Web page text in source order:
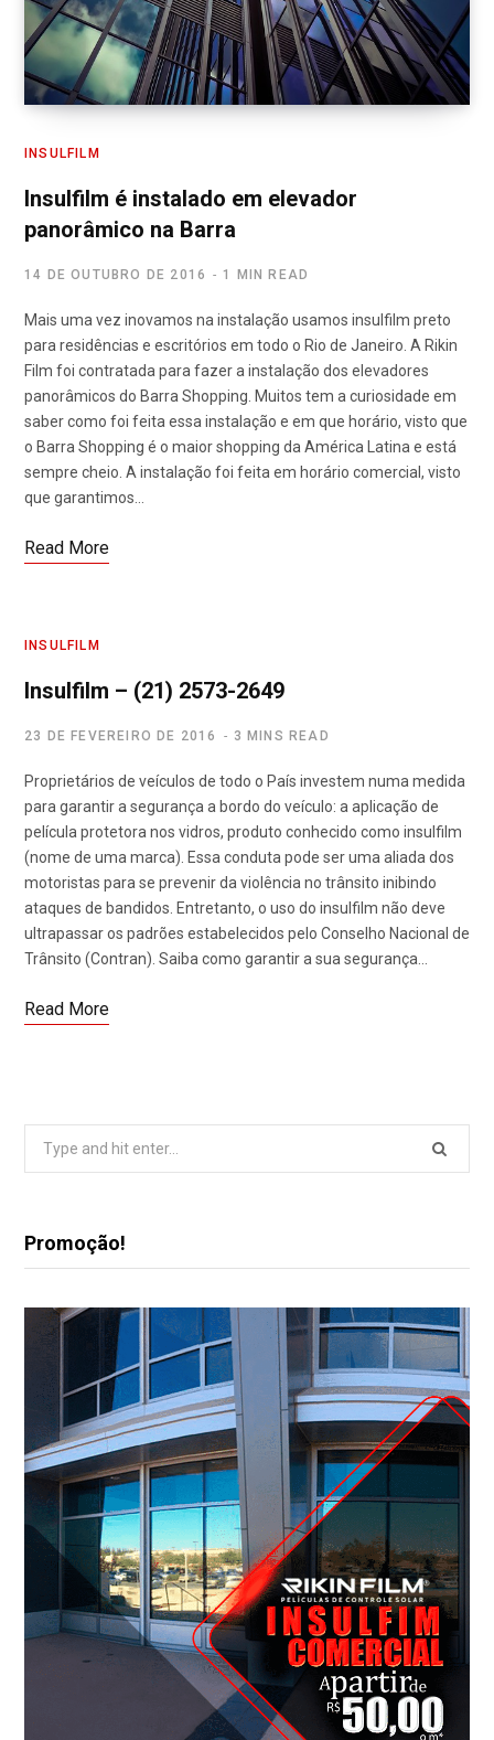
INSULFILM
Insulfilm é instalado em elevador
panorâmico na Barra
14 DE OUTUBRO DE 2016 1 MIN READ
Mais uma vez inovamos na instalação usamos insulfilm preto
para residências e escritórios em todo o Rio de Janeiro. A Rikin
Film foi contratada para fazer a instalação dos elevadores
panorâmicos do Barra Shopping. Muitos tem a curiosidade em
saber como foi feita essa instalação e em que horário, visto que
o Barra Shopping é o maior shopping da América Latina e está
sempre cheio. A instalação foi feita em horário comercial, visto
que garantimos…
Read More
INSULFILM
Insulfilm – (21) 2573-2649
23 DE FEVEREIRO DE 2016 3 MINS READ
Proprietários de veículos de todo o País investem numa medida
para garantir a segurança a bordo do veículo: a aplicação de
película protetora nos vidros, produto conhecido como insulfilm
(nome de uma marca). Essa conduta pode ser uma aliada dos
motoristas para se prevenir da violência no trânsito inibindo
ataques de bandidos. Entretanto, o uso do insulfilm não deve
ultrapassar os padrões estabelecidos pelo Conselho Nacional de
Trânsito (Contran). Saiba como garantir a sua segurança…
Read More
Promoção!